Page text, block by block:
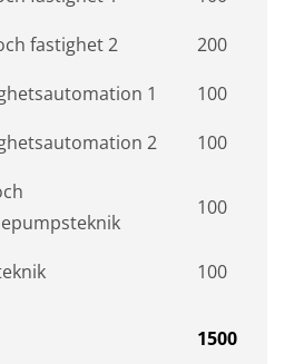
fastighet 2
200
1
100
2 100
100
100
1500